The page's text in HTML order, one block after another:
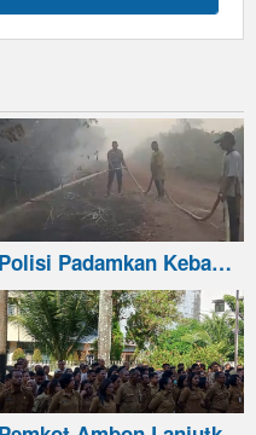
Polisi Padamkan Keba…